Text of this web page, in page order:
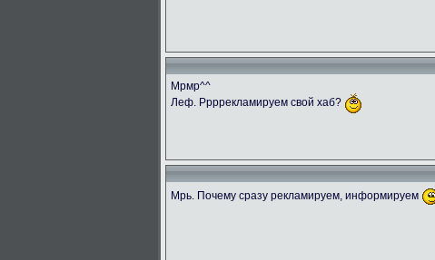
Мрмр^^
Леф. Ррррекламируем свой хаб?
Мрь. Почему сразу рекламируем, информируем